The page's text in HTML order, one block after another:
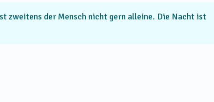
zweitens der Mensch nicht gern alleine. Die Nacht ist